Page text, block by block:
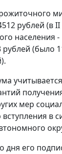
рублей (в
населения
(было
мер
в
дня его